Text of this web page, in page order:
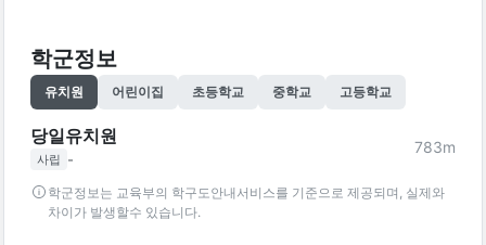
학군정보
유치원 어린이집 초등학교 중학교 고등학교
당일유치원
사립 -
783m
학군정보는 교육부의 학구도안내서비스를 기준으로 제공되며, 실제와
차이가 발생할수 있습니다.